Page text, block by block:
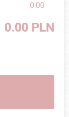
0.00
0.00 PLN